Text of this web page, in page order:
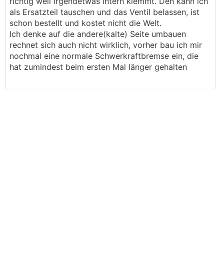
als Ersatzteil tauschen und das Ventil belassen, ist
schon bestellt und kostet nicht die Welt.
Ich denke auf die andere(kalte) Seite umbauen
rechnet sich auch nicht wirklich, vorher bau ich mir
nochmal eine normale Schwerkraftbremse ein, die
hat zumindest beim ersten Mal länger gehalten